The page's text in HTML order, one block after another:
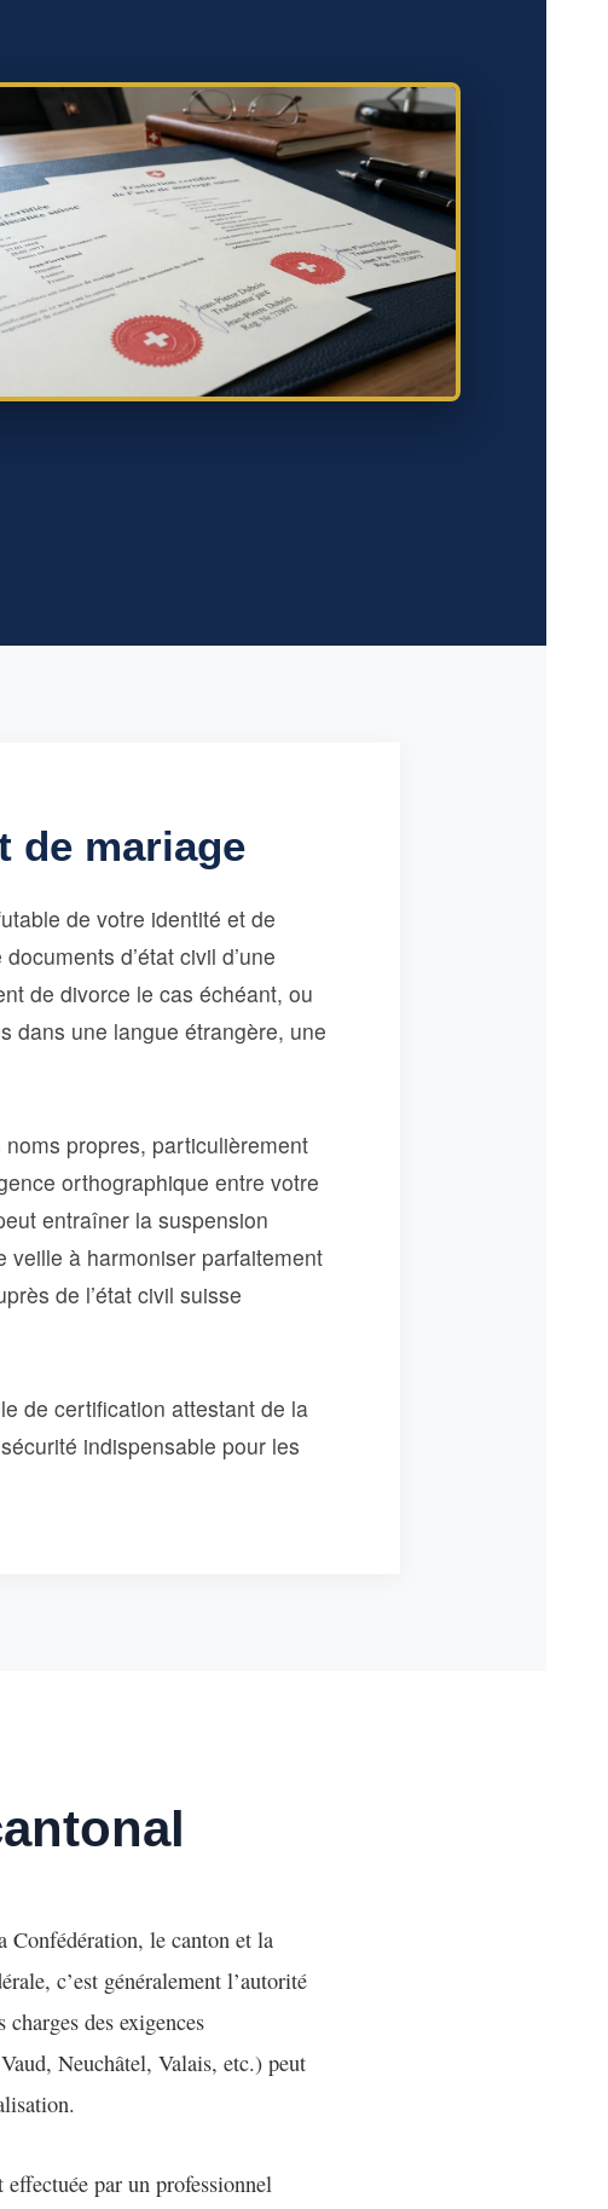
de mariage
de votre identité et de
d’état civil d’une
de divorce le cas échéant, ou
dans une langue étrangère, une
propres, particulièrement
orthographique entre votre
entraîner la suspension
veille à harmoniser parfaitement
de l’état civil suisse
de certification attestant de la
indispensable pour les
Confédération, le canton et la
c’est généralement l’autorité
des exigences
Neuchâtel, Valais, etc.) peut
par un professionnel